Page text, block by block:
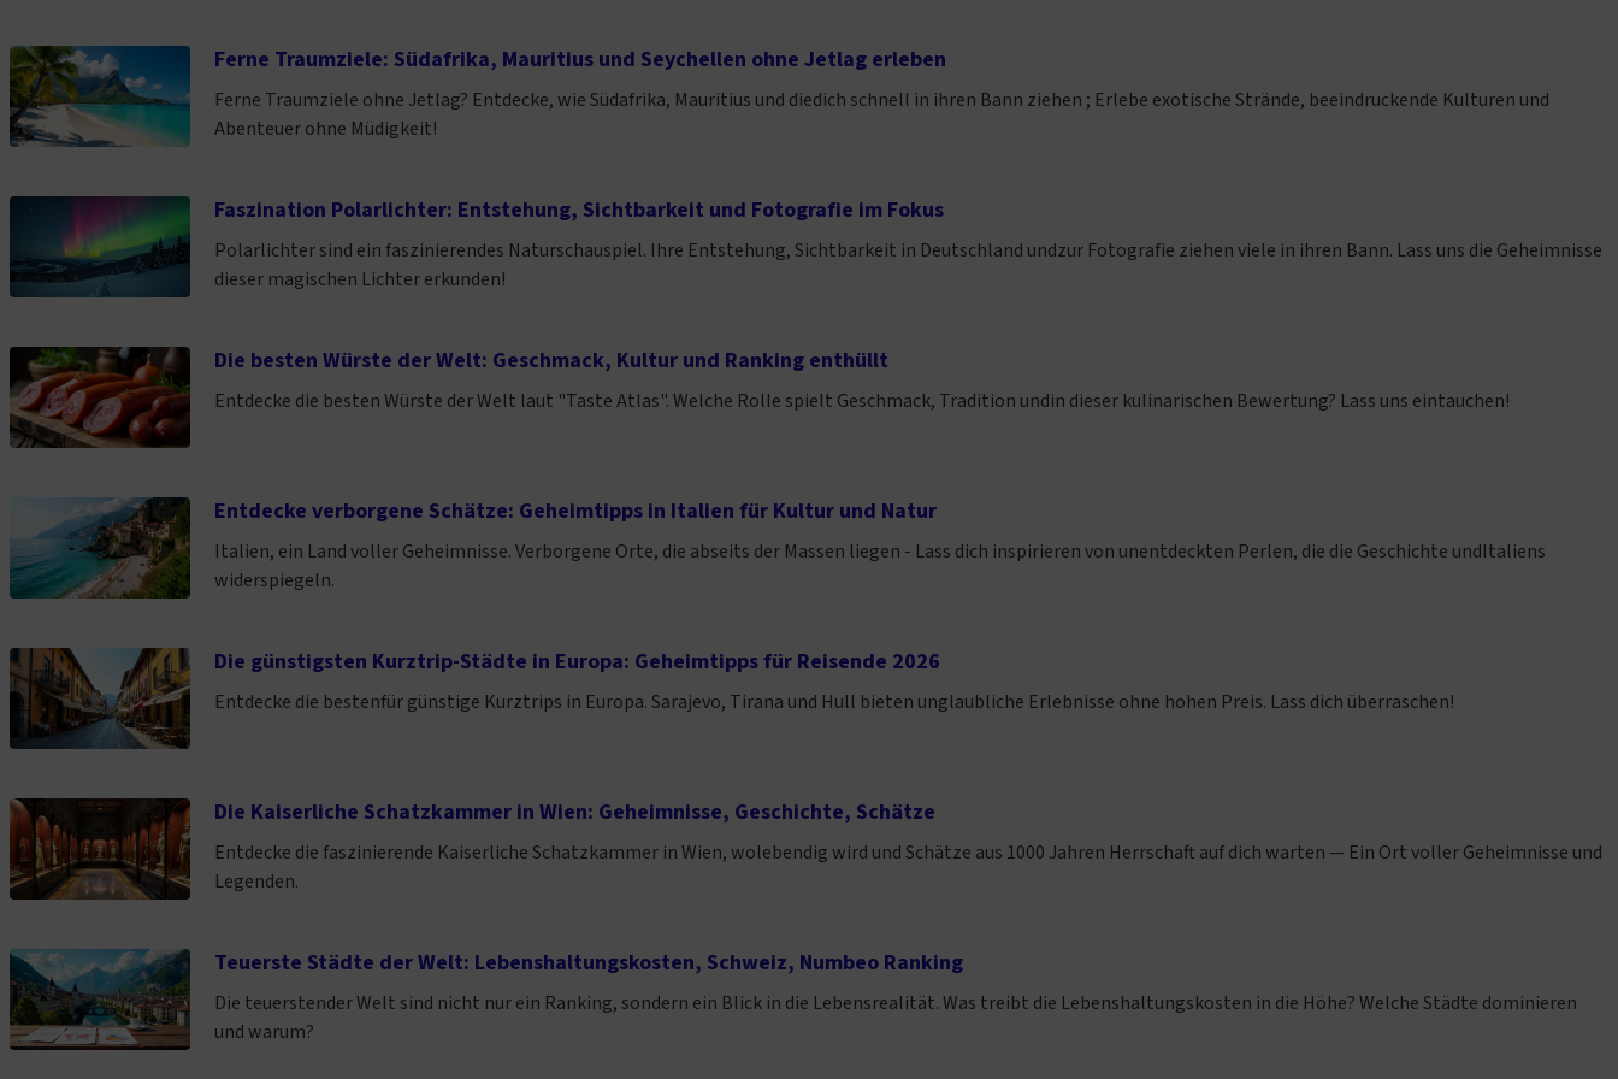
Ferne Traumziele: Südafrika, Mauritius und Seychellen ohne Jetlag erleben
Ferne Traumziele ohne Jetlag? Entdecke, wie Südafrika, Mauritius und diedich schnell in ihren Bann ziehen ; Erlebe exotische Strände, beeindruckende Kulturen und
Abenteuer ohne Müdigkeit!
Faszination Polarlichter: Entstehung, Sichtbarkeit und Fotografie im Fokus
Polarlichter sind ein faszinierendes Naturschauspiel. Ihre Entstehung, Sichtbarkeit in Deutschland undzur Fotografie ziehen viele in ihren Bann. Lass uns die Geheimnisse
dieser magischen Lichter erkunden!
Die besten Würste der Welt: Geschmack, Kultur und Ranking enthüllt
Entdecke die besten Würste der Welt laut "Taste Atlas". Welche Rolle spielt Geschmack, Tradition undin dieser kulinarischen Bewertung? Lass uns eintauchen!
Entdecke verborgene Schätze: Geheimtipps in Italien für Kultur und Natur
Italien, ein Land voller Geheimnisse. Verborgene Orte, die abseits der Massen liegen - Lass dich inspirieren von unentdeckten Perlen, die die Geschichte undItaliens
widerspiegeln.
Die günstigsten Kurztrip-Städte in Europa: Geheimtipps für Reisende 2026
Entdecke die bestenfür günstige Kurztrips in Europa. Sarajevo, Tirana und Hull bieten unglaubliche Erlebnisse ohne hohen Preis. Lass dich überraschen!
Die Kaiserliche Schatzkammer in Wien: Geheimnisse, Geschichte, Schätze
Entdecke die faszinierende Kaiserliche Schatzkammer in Wien, wolebendig wird und Schätze aus 1000 Jahren Herrschaft auf dich warten — Ein Ort voller Geheimnisse und
Legenden.
Teuerste Städte der Welt: Lebenshaltungskosten, Schweiz, Numbeo Ranking
Die teuerstender Welt sind nicht nur ein Ranking, sondern ein Blick in die Lebensrealität. Was treibt die Lebenshaltungskosten in die Höhe? Welche Städte dominieren
und warum?